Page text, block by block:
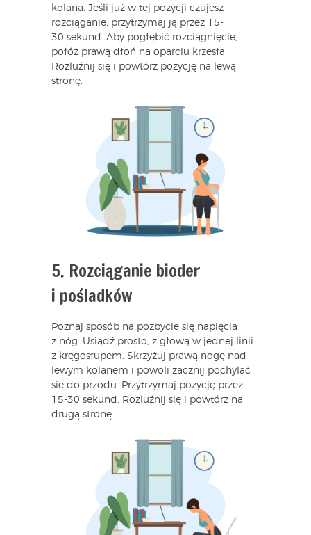
kolana. Jeśli już w tej pozycji czujesz
rozciąganie, przytrzymaj ją przez 15-
30 sekund. Aby pogłębić rozciągnięcie,
połóż prawą dłoń na oparciu krzesła.
Rozluźnij się i powtórz pozycję na lewą
stronę.
5. Rozciąganie bioder
i pośladków
Poznaj sposób na pozbycie się napięcia
z nóg. Usiądź prosto, z głową w jednej linii
z kręgosłupem. Skrzyżuj prawą nogę nad
lewym kolanem i powoli zacznij pochylać
się do przodu. Przytrzymaj pozycję przez
15-30 sekund. Rozluźnij się i powtórz na
drugą stronę.